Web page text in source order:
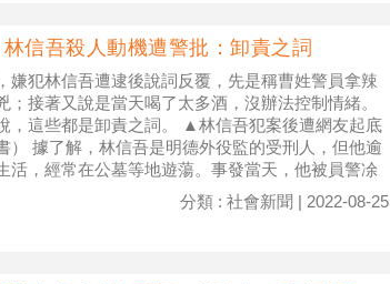
信吾殺人動機遭警批：卸責之詞
嫌犯林信吾遭逮後說詞反覆，先是稱曹姓警員拿辣
接著又說是當天喝了太多酒，沒辦法控制情緒。
，這些都是卸責之詞。 ▲林信吾犯案後遭網友起底
） 據了解，林信吾是明德外役監的受刑人，但他逾
活，經常在公墓等地遊蕩。事發當天，他被員警凃
分類 : 社會新聞 | 2022-08-25